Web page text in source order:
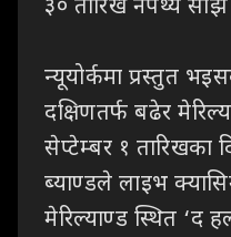
३० तारिख नेपथ्य
न्यूयोर्कमा प्रस्तुत
दक्षिणतर्फ बढेर
सेप्टेम्बर १ तारिखका
ब्याण्डले लाइभ
मेरिल्याण्ड स्थित ‘द